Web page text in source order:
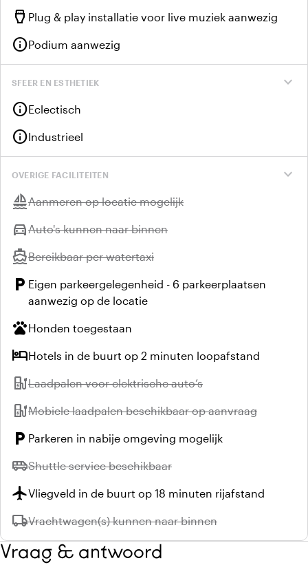
settings_input_hdmi Plug & play installatie voor live muziek aanwezig
infoPodium aanwezig
expand_more
SFEER EN ESTHETIEK
infoEclectisch
infoIndustrieel
expand_more
OVERIGE FACILITEITEN
sailingNiet beschikbaar:
Aanmeren op locatie mogelijk
directions_carNiet beschikbaar:
Auto's kunnen naar binnen
directions_boatNiet beschikbaar:
Bereikbaar per watertaxi
local_parking Eigen parkeergelegenheid - 6 parkeerplaatsen
aanwezig op de locatie
petsHonden toegestaan
hotelHotels in de buurt op 2 minuten loopafstand
ev_stationNiet beschikbaar:
Laadpalen voor elektrische auto’s
ev_stationNiet beschikbaar:
Mobiele laadpalen beschikbaar op aanvraag
local_parking Parkeren in nabije omgeving mogelijk
airport_shuttleNiet beschikbaar:
Shuttle service beschikbaar
flightVliegveld in de buurt op 18 minuten rijafstand
local_shippingNiet beschikbaar:
Vrachtwagen(s) kunnen naar binnen
Vraag & antwoord